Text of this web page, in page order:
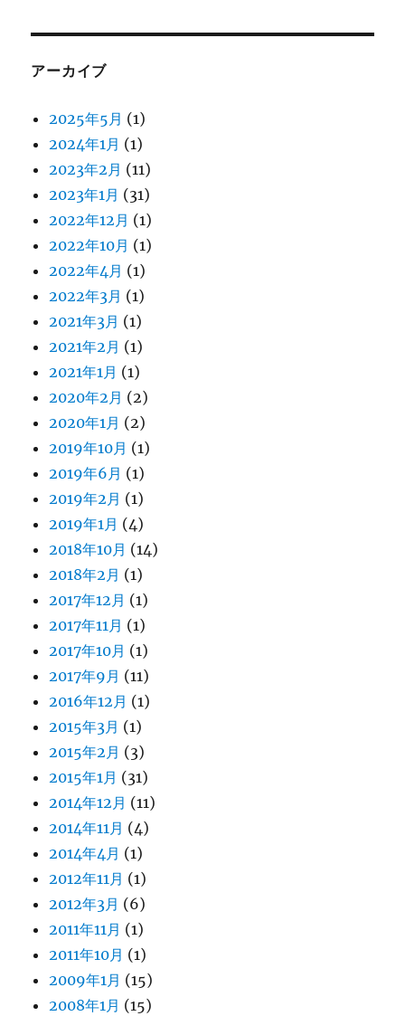
アーカイブ
2025年5月 (1)
2024年1月 (1)
2023年2月 (11)
2023年1月 (31)
2022年12月 (1)
2022年10月 (1)
2022年4月 (1)
2022年3月 (1)
2021年3月 (1)
2021年2月 (1)
2021年1月 (1)
2020年2月 (2)
2020年1月 (2)
2019年10月 (1)
2019年6月 (1)
2019年2月 (1)
2019年1月 (4)
2018年10月 (14)
2018年2月 (1)
2017年12月 (1)
2017年11月 (1)
2017年10月 (1)
2017年9月 (11)
2016年12月 (1)
2015年3月 (1)
2015年2月 (3)
2015年1月 (31)
2014年12月 (11)
2014年11月 (4)
2014年4月 (1)
2012年11月 (1)
2012年3月 (6)
2011年11月 (1)
2011年10月 (1)
2009年1月 (15)
2008年1月 (15)